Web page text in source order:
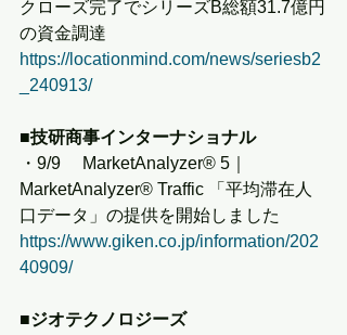
クローズ完了でシリーズB総額31.7億円
の資金調達
https://locationmind.com/news/seriesb2
_240913/
■技研商事インターナショナル
・9/9　 MarketAnalyzer®️ 5｜
MarketAnalyzer® Traffic 「平均滞在人
口データ」の提供を開始しました
https://www.giken.co.jp/information/202
40909/
■ジオテクノロジーズ